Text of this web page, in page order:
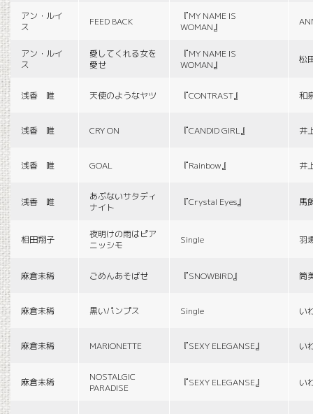
アン・ルイ
ス
FEED BACK
『MY NAME IS
WOMAN』
アン・ルイ
ス
愛してくれる女を
愛せ
『MY NAME IS
WOMAN』
松
浅香 唯 天使のようなヤツ 『CONTRAST』 和
浅香 唯 CRY ON 『CANDID GIRL』 井
浅香 唯 GOAL 『Rainbow』 井
浅香 唯
あぶないサタディ
ナイト
『Crystal Eyes』 馬
相田翔子
夜明けの雨はピア
ニッシモ
Single 羽
麻倉未稀 ごめんあそばせ 『SNOWBIRD』 筒
麻倉未稀 黒いパンプス Single い
麻倉未稀 MARIONETTE 『SEXY ELEGANSE』 い
麻倉未稀
NOSTALGIC
PARADISE
『SEXY ELEGANSE』 い